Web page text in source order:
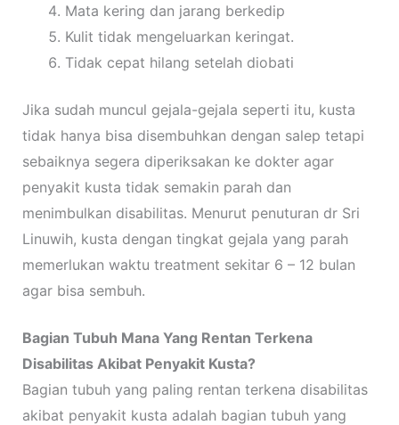
Mata kering dan jarang berkedip
Kulit tidak mengeluarkan keringat.
Tidak cepat hilang setelah diobati
Jika sudah muncul gejala-gejala seperti itu, kusta
tidak hanya bisa disembuhkan dengan salep tetapi
sebaiknya segera diperiksakan ke dokter agar
penyakit kusta tidak semakin parah dan
menimbulkan disabilitas. Menurut penuturan dr Sri
Linuwih, kusta dengan tingkat gejala yang parah
memerlukan waktu treatment sekitar 6 – 12 bulan
agar bisa sembuh.
Bagian Tubuh Mana Yang Rentan Terkena
Disabilitas Akibat Penyakit Kusta?
Bagian tubuh yang paling rentan terkena disabilitas
akibat penyakit kusta adalah bagian tubuh yang